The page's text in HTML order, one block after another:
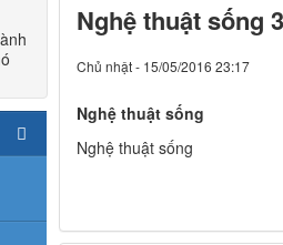
Nghệ thuật sống
Chủ nhật - 15/05/2016 23:17
Nghệ thuật sống
Nghệ thuật sống